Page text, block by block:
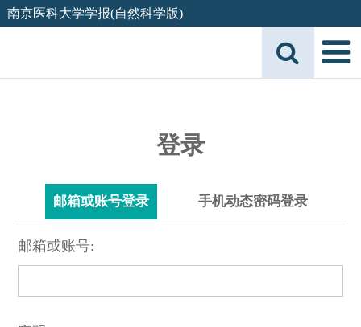
南京医科大学学报(自然科学版)
登录
邮箱或账号登录 手机动态密码登录
邮箱或账号: